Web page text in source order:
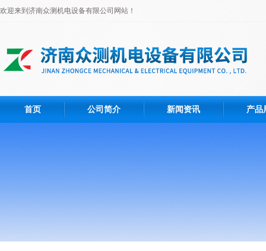
欢迎来到济南众测机电设备有限公司网站！
首页 公司简介 新闻资讯 产品